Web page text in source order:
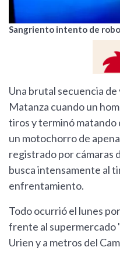
Sangriento intento de
Una brutal secuencia de
Matanza cuando un
tiros y terminó matando
un motochorro de
registrado por cámaras
busca intensamente al
enfrentamiento.
Todo ocurrió el lunes
frente al supermercado
Urien y a metros del